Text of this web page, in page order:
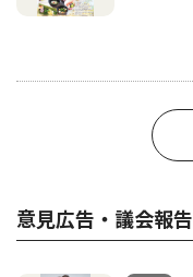
意見広告・議会報告